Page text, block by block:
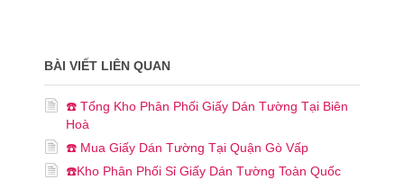
BÀI VIẾT LIÊN QUAN
☎️ Tổng Kho Phân Phối Giấy Dán Tường Tại Biên
Hoà
☎️ Mua Giấy Dán Tường Tại Quận Gò Vấp
☎️Kho Phân Phối Sỉ Giấy Dán Tường Toàn Quốc